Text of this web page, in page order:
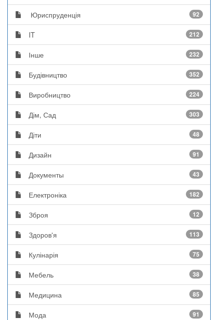
Юриспруденція 92
IT 212
Інше 232
Будівництво 352
Виробництво 224
Дім, Сад 303
Діти 48
Дизайн 91
Документы 43
Електроніка 182
Зброя 12
Здоров'я 113
Кулінарія 75
Мебель 38
Медицина 85
Мода 91